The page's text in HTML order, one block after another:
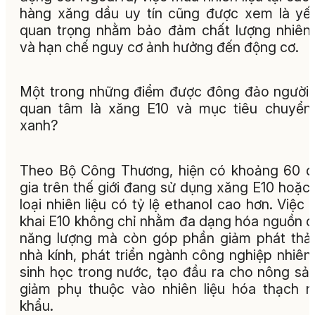
hàng xăng dầu uy tín cũng được xem là
quan trọng nhằm bảo đảm chất lượng nhiên
và hạn chế nguy cơ ảnh hưởng đến động cơ.
Một trong những điểm được đông đảo người
quan tâm là xăng E10 và mục tiêu
xanh?
Theo Bộ Công Thương, hiện có khoảng 60
gia trên thế giới đang sử dụng xăng E10 hoặc
loại nhiên liệu có tỷ lệ ethanol cao hơn. Việc
khai E10 không chỉ nhằm đa dạng hóa nguồn
năng lượng mà còn góp phần giảm phát
nhà kính, phát triển ngành công nghiệp nhiên
sinh học trong nước, tạo đầu ra cho nông
giảm phụ thuộc vào nhiên liệu hóa thạch
khẩu.